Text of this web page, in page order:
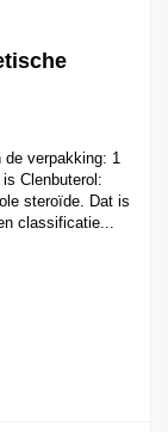
verpakking: 1
Clenbuterol:
steroïde. Dat is
classificatie...